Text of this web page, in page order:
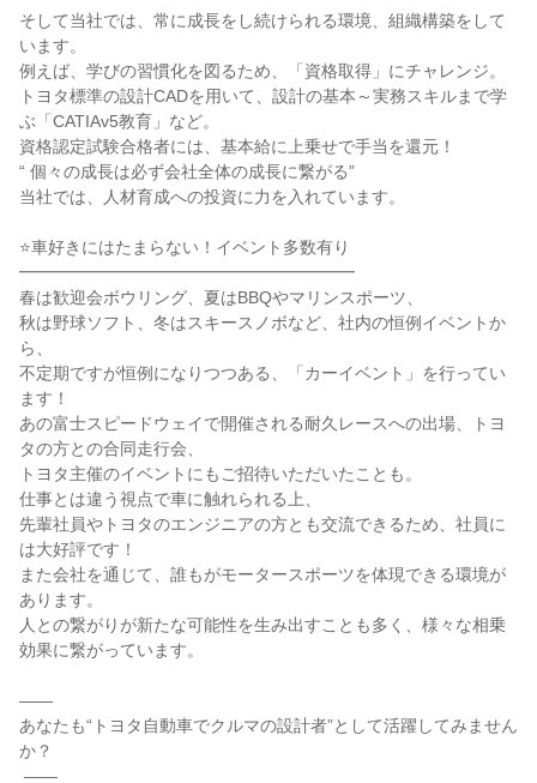
そして当社では、常に成長をし続けられる環境、組織構築をして
います。
例えば、学びの習慣化を図るため、「資格取得」にチャレンジ。
トヨタ標準の設計CADを用いて、設計の基本～実務スキルまで学
ぶ「CATIAv5教育」など。
資格認定試験合格者には、基本給に上乗せで手当を還元！
“ 個々の成長は必ず会社全体の成長に繋がる”
当社では、人材育成への投資に力を入れています。
⭐車好きにはたまらない！イベント多数有り
━━━━━━━━━━━━━━━━━━━━
春は歓迎会ボウリング、夏はBBQやマリンスポーツ、
秋は野球ソフト、冬はスキースノボなど、社内の恒例イベントか
ら、
不定期ですが恒例になりつつある、「カーイベント」を行ってい
ます！
あの富士スピードウェイで開催される耐久レースへの出場、トヨ
タの方との合同走行会、
トヨタ主催のイベントにもご招待いただいたことも。
仕事とは違う視点で車に触れられる上、
先輩社員やトヨタのエンジニアの方とも交流できるため、社員に
は大好評です！
また会社を通じて、誰もがモータースポーツを体現できる環境が
あります。
人との繋がりが新たな可能性を生み出すことも多く、様々な相乗
効果に繋がっています。
――
あなたも“トヨタ自動車でクルマの設計者”として活躍してみません
か？